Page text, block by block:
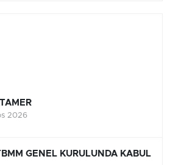
2026
GENEL KURULUNDA KABUL